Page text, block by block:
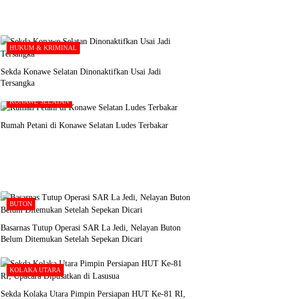
HUKUM & KRIMINAL
Sekda Konawe Selatan Dinonaktifkan Usai Jadi
Tersangka
KONAWE SELATAN
Rumah Petani di Konawe Selatan Ludes Terbakar
BUTON
Basarnas Tutup Operasi SAR La Jedi, Nelayan Buton
Belum Ditemukan Setelah Sepekan Dicari
KOLAKA UTARA
Sekda Kolaka Utara Pimpin Persiapan HUT Ke-81 RI,